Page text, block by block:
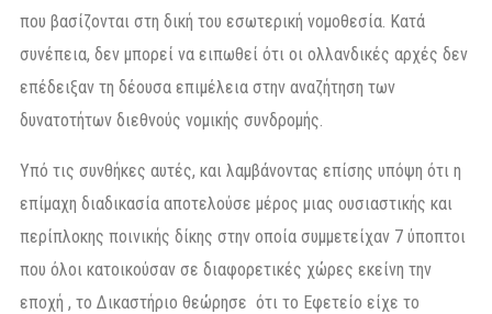
που βασίζονται στη δική του εσωτερική νομοθεσία. Κατά
συνέπεια, δεν μπορεί να ειπωθεί ότι οι ολλανδικές αρχές δεν
επέδειξαν τη δέουσα επιμέλεια στην αναζήτηση των
δυνατοτήτων διεθνούς νομικής συνδρομής.
Υπό τις συνθήκες αυτές, και λαμβάνοντας επίσης υπόψη ότι η
επίμαχη διαδικασία αποτελούσε μέρος μιας ουσιαστικής και
περίπλοκης ποινικής δίκης στην οποία συμμετείχαν 7 ύποπτοι
που όλοι κατοικούσαν σε διαφορετικές χώρες εκείνη την
εποχή , το Δικαστήριο θεώρησε ότι το Εφετείο είχε το